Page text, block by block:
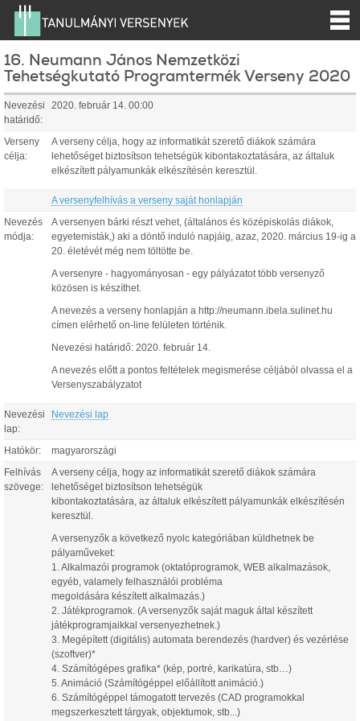
16. Neumann János Nemzetközi
Tehetségkutató Programtermék Verseny 2020
Nevezési
határidő:
2020. február 14. 00:00
Verseny
célja:
A verseny célja, hogy az informatikát szerető diákok számára
lehetőséget biztosítson tehetségük kibontakoztatására, az általuk
elkészített pályamunkák elkészítésén keresztül.
A versenyfelhívás a verseny saját honlapján
Nevezés
módja:
A versenyen bárki részt vehet, (általános és középiskolás diákok,
egyetemisták,) aki a döntő induló napjáig, azaz, 2020. március 19-ig a
20. életévét még nem töltötte be.
A versenyre - hagyományosan - egy pályázatot több versenyző
közösen is készíthet.
A nevezés a verseny honlapján a http://neumann.ibela.sulinet.hu
címen elérhető on-line felületen történik.
Nevezési határidő: 2020. február 14.
A nevezés előtt a pontos feltételek megismerése céljából olvassa el a
Versenyszabályzatot
Nevezési
lap:
Nevezési lap
Hatókör: magyarországi
Felhívás
szövege:
A verseny célja, hogy az informatikát szerető diákok számára
lehetőséget biztosítson tehetségük
kibontakoztatására, az általuk elkészített pályamunkák elkészítésén
keresztül.
A versenyzők a következő nyolc kategóriában küldhetnek be
pályaműveket:
1. Alkalmazói programok (oktatóprogramok, WEB alkalmazások,
egyéb, valamely felhasználói probléma
megoldására készített alkalmazás.)
2. Játékprogramok. (A versenyzők saját maguk által készített
játékprogramjaikkal versenyezhetnek.)
3. Megépített (digitális) automata berendezés (hardver) és vezérlése
(szoftver)*
4. Számítógépes grafika* (kép, portré, karikatúra, stb…)
5. Animáció (Számítógéppel előállított animáció.)
6. Számítógéppel támogatott tervezés (CAD programokkal
megszerkesztett tárgyak, objektumok, stb...)